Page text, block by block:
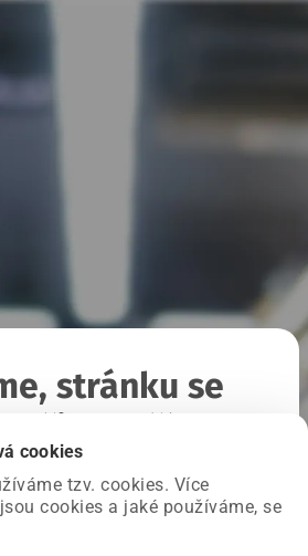
cookies
tzv. cookies. Více
cookies a jaké používáme, se
stránku se
naší straně a už ji opravujeme.
načíst požadovanou stránku.